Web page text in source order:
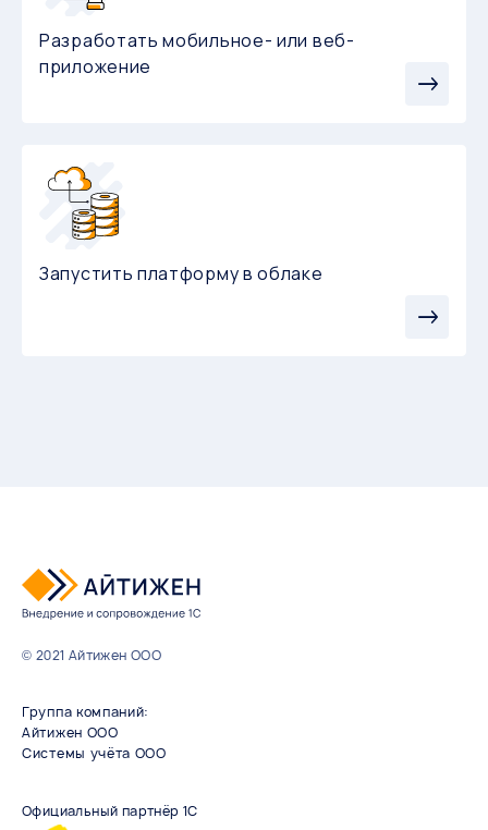
Разработать мобильное- или веб-
приложение
Запустить платформу в облаке
© 2021 Айтижен ООО
Группа компаний:
Айтижен ООО
Системы учёта ООО